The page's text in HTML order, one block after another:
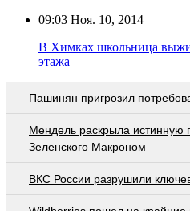
09:03 Ноя. 10, 2014
В Химках школьница
этажа
Пашинян пригрозил
Мендель раскрыла истинную
Зеленского Макроном
ВКС России разрушили